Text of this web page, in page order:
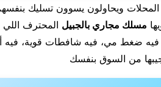
ويحاولون يسوون تسليك
مسلك مجاري بالجبيل المحترف اللي
ضغط مي، فيه شافطات قوية،
من السوق بنفسك